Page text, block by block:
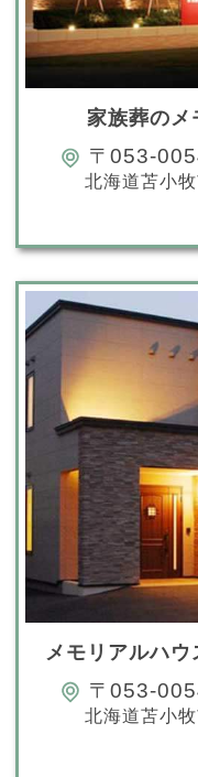
家族葬のメ
〒053-
北海道苫小
メモリアルハ
〒053-
北海道苫小